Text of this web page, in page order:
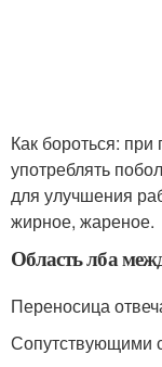
Как бороться:
употреблять
для улучшения
жирное, жареное.
Область лба
Переносица
Сопутствующими